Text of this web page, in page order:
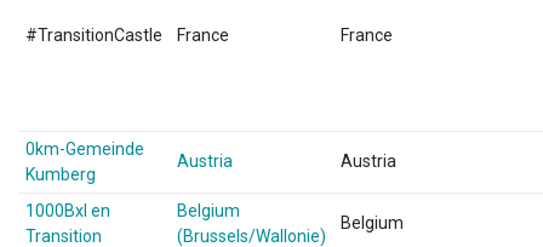
#TransitionCastle France France
0km-Gemeinde
Kumberg
Austria Austria
1000Bxl en
Transition
Belgium
(Brussels/Wallonie)
Belgium